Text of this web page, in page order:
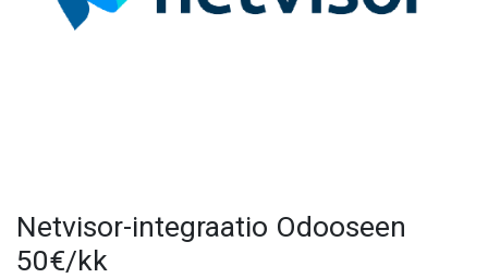
Netvisor-integraatio Odooseen
50€/kk